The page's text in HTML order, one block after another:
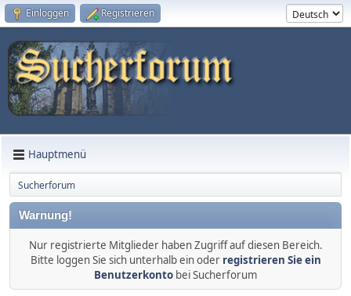
Einloggen Registrieren
Hauptmenü
Sucherforum
Warnung!
Nur registrierte Mitglieder haben Zugriff auf diesen Bereich.
Bitte loggen Sie sich unterhalb ein oder registrieren Sie ein
Benutzerkonto bei Sucherforum